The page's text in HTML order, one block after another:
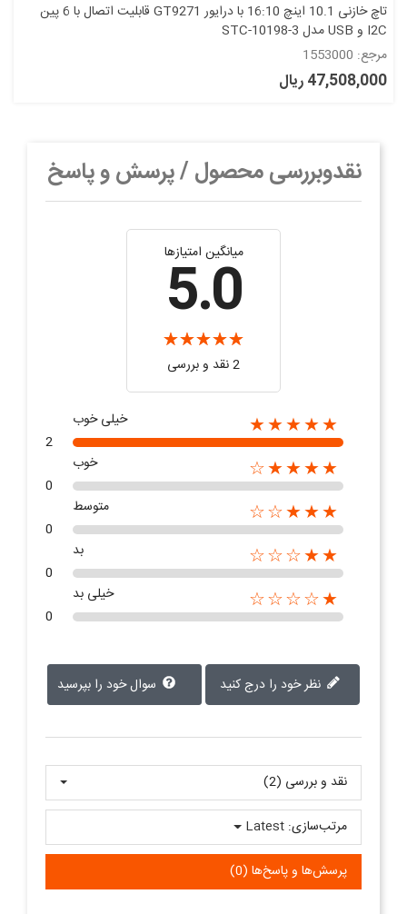
تاچ خازنی 10.1 اینچ 16:10 با درایور GT9271 قابلیت اتصال با 6 پین
I2C و USB مدل STC-10198-3
مرجع: 1553000
47,508,000 ریال
نقدوبررسی محصول / پرسش و پاسخ
میانگین امتیازها
5.0
2 نقد و بررسی‌‌
★★★★★
خیلی خوب
2
★★★★☆
خوب
0
★★★☆☆
متوسط
0
★★☆☆☆
بد
0
★☆☆☆☆
خیلی بد
0
سوال خود را بپرسید
نقد و بررسی‌‌ (2)
پرسش‌ها و پاسخ‌ها (0)
مرتب‌سازی: Latest